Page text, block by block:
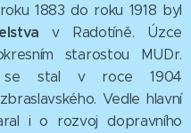
1883 do roku 1918 byl
v Radotíně. Úzce
starostou MUDr.
se stal v roce 1904
Vedle hlavní
i o rozvoj dopravního